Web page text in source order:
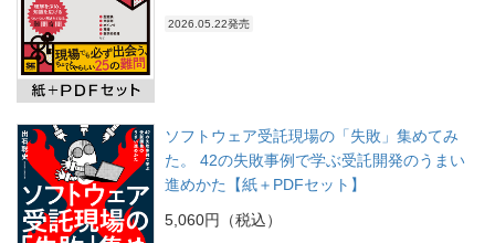
2026.05.22発売
ソフトウェア受託現場の「失敗」集めてみ
た。 42の失敗事例で学ぶ受託開発のうまい
進めかた【紙＋PDFセット】
5,060円（税込）